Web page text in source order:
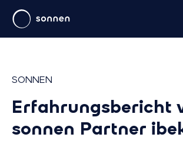
SONNEN
Erfahrungsbericht
sonnen Partner